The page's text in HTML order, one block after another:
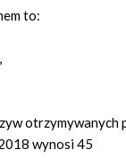
to:
wynosi 45